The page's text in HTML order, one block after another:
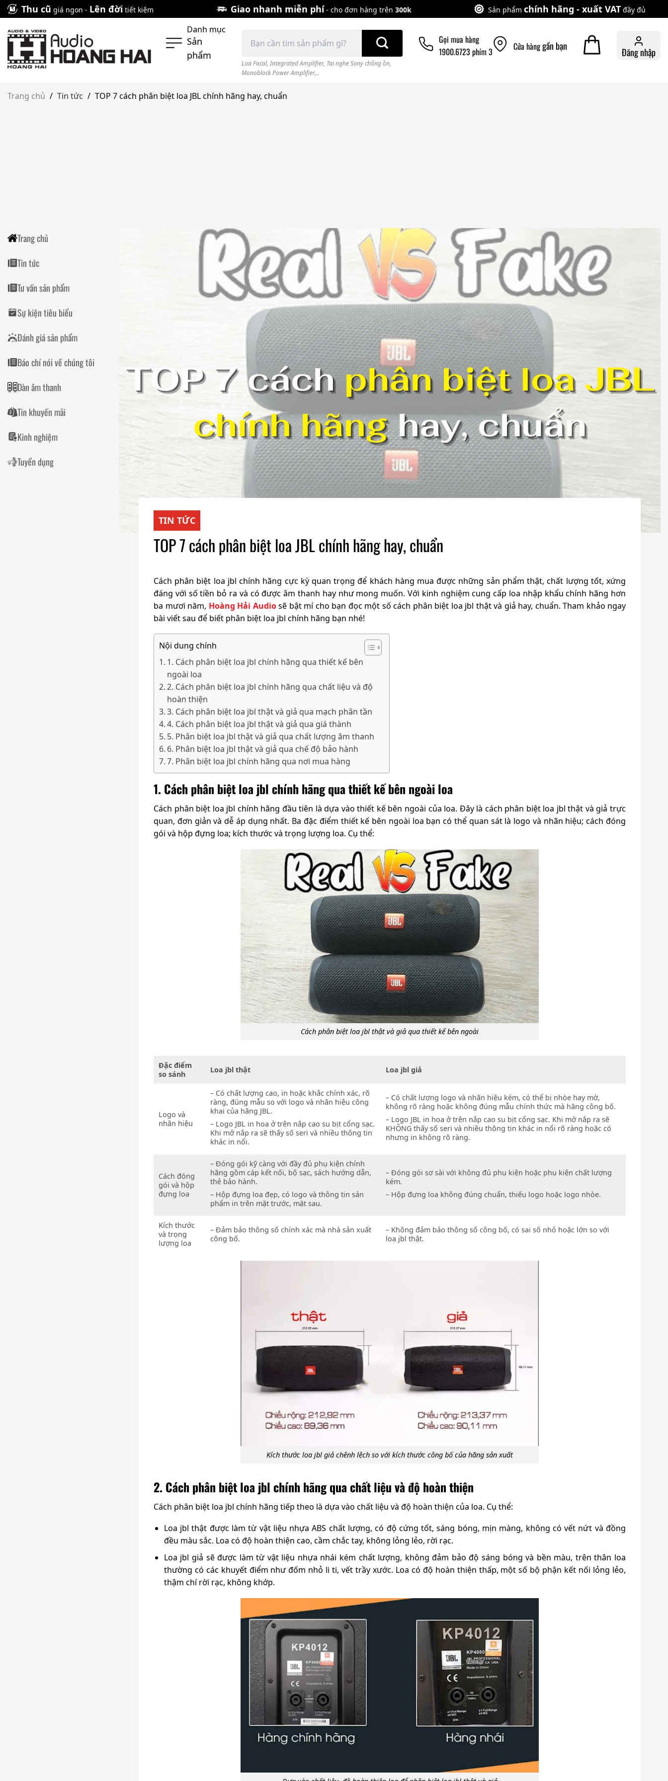
Skip
to
content
Thu cũ giá ngon - Lên đời tiết kiệm Giao nhanh miễn phí- cho đơn hàng trên 300k Sản phẩm chính hãng - xuất VAT đầy đủ
Danh mục
Sản
phẩm
kiếm:
Loa Focal, Integrated Amplifier, Tai nghe Sony chống ồn,
Monoblock Power Amplifier,..
Gọi mua hàng
1900.6723 phím 3
Cửa hànggần bạn Đăng nhập
Trang chủ / Tin tức / TOP 7 cách phân biệt loa JBL chính hãng hay, chuẩn
Trang chủ
Tin tức
Tư vấn sản phẩm
Sự kiện tiêu biểu
Đánh giá sản phẩm
Báo chí nói về chúng tôi
Dàn âm thanh
Tin khuyến mãi
Kinh nghiệm
Tuyển dụng
TIN TỨC
TOP 7 cách phân biệt loa JBL chính hãng hay, chuẩn
Cách phân biệt loa jbl chính hãng cực kỳ quan trọng để khách hàng mua được những sản phẩm thật, chất lượng tốt, xứng
đáng với số tiền bỏ ra và có được âm thanh hay như mong muốn. Với kinh nghiệm cung cấp loa nhập khẩu chính hãng hơn
ba mươi năm, Hoàng Hải Audiosẽ bật mí cho bạn đọc một số cách phân biệt loa jbl thật và giả hay, chuẩn. Tham khảo ngay
bài viết sau để biết phân biệt loa jbl chính hãng bạn nhé!
Nội dung chính
1. Cách phân biệt loa jbl chính hãng qua thiết kế bên
ngoài loa
2. Cách phân biệt loa jbl chính hãng qua chất liệu và độ
hoàn thiện
3. Cách phân biệt loa jbl thật và giả qua mạch phân tần
4. Cách phân biệt loa jbl thật và giả qua giá thành
5. Phân biệt loa jbl thật và giả qua chất lượng âm thanh
6. Phân biệt loa jbl thật và giả qua chế độ bảo hành
7. Phân biệt loa jbl chính hãng qua nơi mua hàng
1. Cách phân biệt loa jbl chính hãng qua thiết kế bên ngoài loa
Cách phân biệt loa jbl chính hãng đầu tiên là dựa vào thiết kế bên ngoài của loa. Đây là cách phân biệt loa jbl thật và giả trực
quan, đơn giản và dễ áp dụng nhất. Ba đặc điểm thiết kế bên ngoài loa bạn có thể quan sát là logo và nhãn hiệu; cách đóng
gói và hộp đựng loa; kích thước và trọng lượng loa. Cụ thể:
Cách phân biệt loa jbl thật và giả qua thiết kế bên ngoài
Đặc điểm
so sánh
Loa jbl thật Loa jbl giả
Logo và
nhãn hiệu
– Có chất lượng cao, in hoặc khắc chính xác, rõ
ràng, đúng mẫu so với logo và nhãn hiệu công
khai của hãng JBL.
– Logo JBL in hoa ở trên nắp cao su bịt cổng sạc.
Khi mở nắp ra sẽ thấy số seri và nhiều thông tin
khác in nổi.
– Có chất lượng logo và nhãn hiệu kém, có thể bị nhòe hay mờ,
không rõ ràng hoặc không đúng mẫu chính thức mà hãng công bố.
– Logo JBL in hoa ở trên nắp cao su bịt cổng sạc. Khi mở nắp ra sẽ
KHÔNG thấy số seri và nhiều thông tin khác in nổi rõ ràng hoặc có
nhưng in không rõ ràng.
Cách đóng
gói và hộp
đựng loa
– Đóng gói kỹ càng với đầy đủ phụ kiện chính
hãng gồm cáp kết nối, bộ sạc, sách hướng dẫn,
thẻ bảo hành.
– Hộp đựng loa đẹp, có logo và thông tin sản
phẩm in trên mặt trước, mặt sau.
– Đóng gói sơ sài với không đủ phụ kiện hoặc phụ kiện chất lượng
kém.
– Hộp đựng loa không đúng chuẩn, thiếu logo hoặc logo nhòe.
Kích thước
và trọng
lượng loa
– Đảm bảo thông số chính xác mà nhà sản xuất
công bố.
– Không đảm bảo thông số công bố, có sai số nhỏ hoặc lớn so với
loa jbl thật.
Kích thước loa jbl giả chênh lệch so với kích thước công bố của hãng sản xuất
2. Cách phân biệt loa jbl chính hãng qua chất liệu và độ hoàn thiện
Cách phân biệt loa jbl chính hãng tiếp theo là dựa vào chất liệu và độ hoàn thiện của loa. Cụ thể:
Loa jbl thật được làm từ vật liệu nhựa ABS chất lượng, có độ cứng tốt, sáng bóng, mịn màng, không có vết nứt và đồng
đều màu sắc. Loa có độ hoàn thiện cao, cầm chắc tay, không lỏng lẻo, rời rạc.
Loa jbl giả sẽ được làm từ vật liệu nhựa nhái kém chất lượng, không đảm bảo độ sáng bóng và bền màu, trên thân loa
thường có các khuyết điểm như đốm nhỏ li ti, vết trầy xước. Loa có độ hoàn thiện thấp, một số bộ phận kết nối lỏng lẻo,
thậm chí rời rạc, không khớp.